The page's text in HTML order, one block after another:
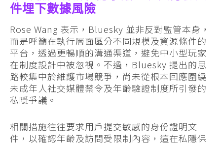
件埋下數據風險
Rose Wang 表示，Bluesky 並非反對監管本身，
而是呼籲在執行層面區分不同規模及資源條件的
平台，透過更暢順的溝通渠道，避免中小型玩家
在制度設計中被忽視。不過，Bluesky 提出的思
路較集中於維護市場競爭，尚未從根本回應圍繞
未成年人社交媒體禁令及年齡驗證制度所引發的
私隱爭議。
相關措施往往要求用戶提交敏感的身份證明文
件，以確認年齡及訪問受限制內容，這在私隱保